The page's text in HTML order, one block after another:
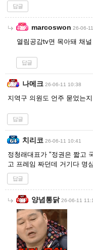
답글
marcoswon 26-06-
열림공감tv면 목아돼 채
답글
나메크 26-06-11 10:38
지역구 의원도 언주 묻었는
답글
치리코 26-06-11 10:41
정청래대표가 "정권은 짧고
고 프레임 짜던데 거기다 명
답글
양념통닭 26-06-11